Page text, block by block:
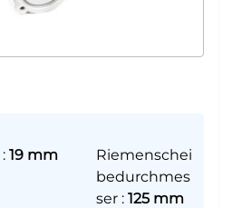
: 19 mm
Riemenschei
bedurchmes
ser : 125 mm